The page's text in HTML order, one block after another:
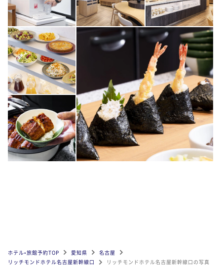
ホテル•旅館予約TOP 愛知県
名古屋
リッチモンドホテル名古屋新幹線口
リッチモンドホテル名古屋新幹線口の写真